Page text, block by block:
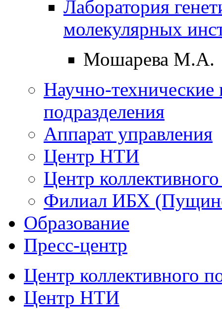
Лаборатория
молекулярных
Мошарева М.А.
Научно-технические
подразделения
Аппарат управления
Центр НТИ
Центр
Филиал ИБХ
Образование
Пресс-центр
Центр коллективного
Центр НТИ